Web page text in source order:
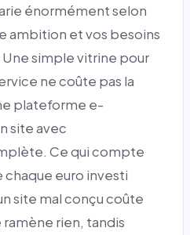
énormément selon
ambition et vos besoins
simple vitrine pour
ne coûte pas la
plateforme e-
site avec
Ce qui compte
euro investi
site mal conçu coûte
ramène rien, tandis